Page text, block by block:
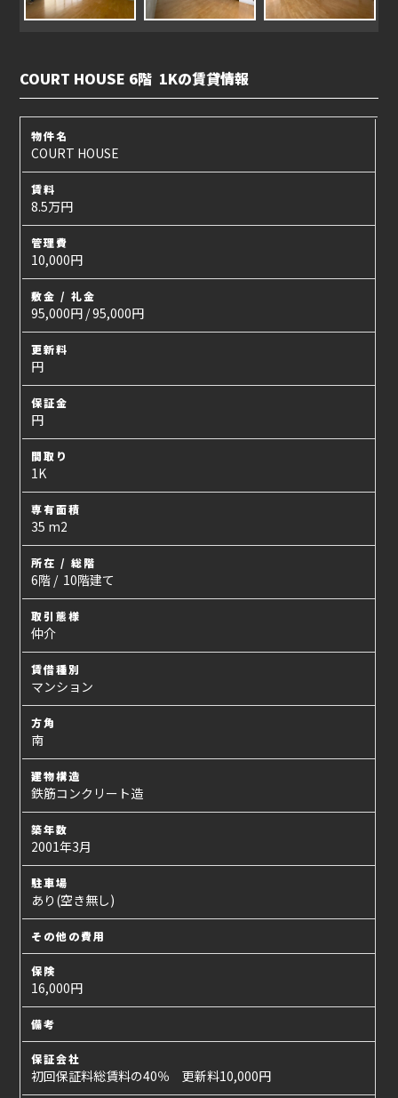
COURT HOUSE 6階 1Kの賃貸情報
物件名
COURT HOUSE
賃料
8.5万円
管理費
10,000円
敷金 / 礼金
95,000円 / 95,000円
更新料
円
保証金
円
間取り
1K
専有面積
35 m2
所在 / 総階
6階 / 10階建て
取引態様
仲介
賃借種別
マンション
方角
南
建物構造
鉄筋コンクリート造
築年数
2001年3月
駐車場
あり(空き無し)
その他の費用
保険
16,000円
備考
保証会社
初回保証料総賃料の40％ 更新料10,000円